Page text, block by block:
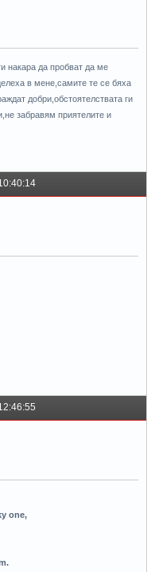
накара да пробват да ме
в мене,самите те се бяха
добри,обстоятелствата ги
забравям приятелите и
one,